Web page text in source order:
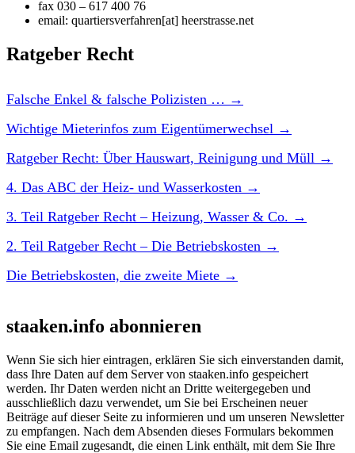
fax 030 – 617 400 76
email: quartiersverfahren[at] heerstrasse.net
Ratgeber Recht
Falsche Enkel & falsche Polizisten … →
Wichtige Mieterinfos zum Eigentümerwechsel →
Ratgeber Recht: Über Hauswart, Reinigung und Müll →
4. Das ABC der Heiz- und Wasserkosten →
3. Teil Ratgeber Recht – Heizung, Wasser & Co. →
2. Teil Ratgeber Recht – Die Betriebskosten →
Die Betriebskosten, die zweite Miete →
staaken.info abonnieren
Wenn Sie sich hier eintragen, erklären Sie sich einverstanden damit,
dass Ihre Daten auf dem Server von staaken.info gespeichert
werden. Ihr Daten werden nicht an Dritte weitergegeben und
ausschließlich dazu verwendet, um Sie bei Erscheinen neuer
Beiträge auf dieser Seite zu informieren und um unseren Newsletter
zu empfangen. Nach dem Absenden dieses Formulars bekommen
Sie eine Email zugesandt, die einen Link enthält, mit dem Sie Ihre